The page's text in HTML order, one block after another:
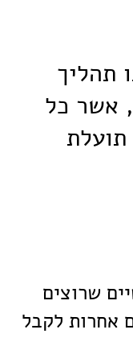
תהליך
אשר כל
שרוצים
אחרות לקבל